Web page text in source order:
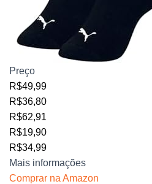
Preço
R$49,99
R$36,80
R$62,91
R$19,90
R$34,99
Mais informações
Comprar na Amazon